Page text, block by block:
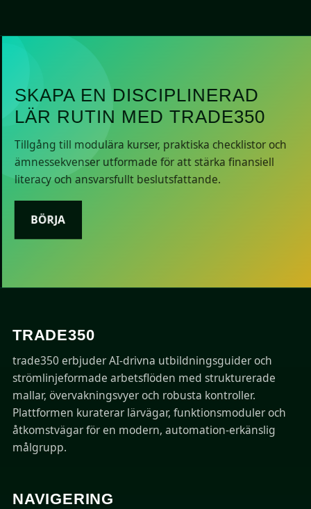
SKAPA EN DISCIPLINERAD
LÄR RUTIN MED TRADE350
Tillgång till modulära kurser, praktiska checklistor och
ämnessekvenser utformade för att stärka finansiell
literacy och ansvarsfullt beslutsfattande.
BÖRJA
TRADE350
trade350 erbjuder AI-drivna utbildningsguider och
strömlinjeformade arbetsflöden med strukturerade
mallar, övervakningsvyer och robusta kontroller.
Plattformen kuraterar lärvägar, funktionsmoduler och
åtkomstvägar för en modern, automation-erkänslig
målgrupp.
NAVIGERING